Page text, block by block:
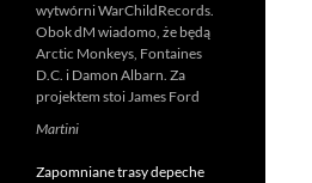
wytwórni WarChildRecords.
Obok dM wiadomo, że będą
Arctic Monkeys, Fontaines
D.C. i Damon Albarn. Za
projektem stoi James Ford
Martini
Zapomniane trasy depeche